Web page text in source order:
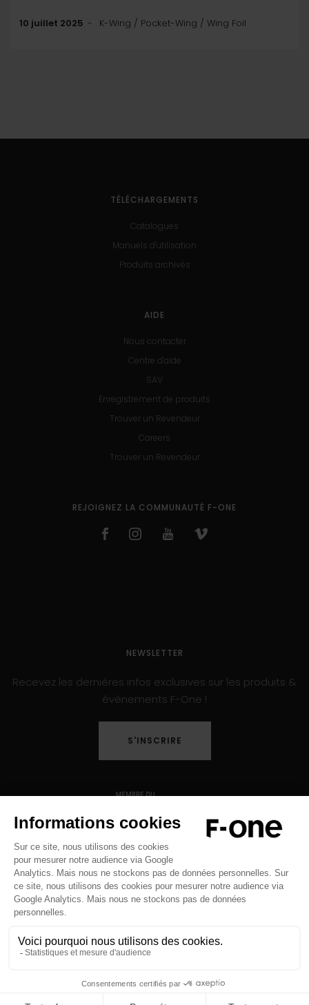
10 juillet 2025 K-Wing / Pocket-Wing / Wing Foil
TÉLÉCHARGEMENTS
Catalogues
Manuels d'utilisation
Produits archivés
AIDE
Nous contacter
Centre d'aide
SAV
Enregistrement de produits
Trouver un Revendeur
Careers
Trouver un Revendeur
REJOIGNEZ LA COMMUNAUTÉ F-ONE
NEWSLETTER
Recevez les dernières infos exclusives sur les produits &
évènements F-One !
S'INSCRIRE
Copyright © 2026 F-ONE - Tous droits réservés -